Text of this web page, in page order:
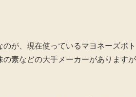
が、現在使っているマヨネーズボ
素などの大手メーカーがあります